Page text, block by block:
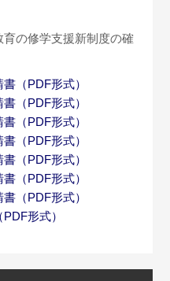
の修学支援新制度の確
（PDF形式）
（PDF形式）
（PDF形式）
（PDF形式）
（PDF形式）
（PDF形式）
（PDF形式）
形式）